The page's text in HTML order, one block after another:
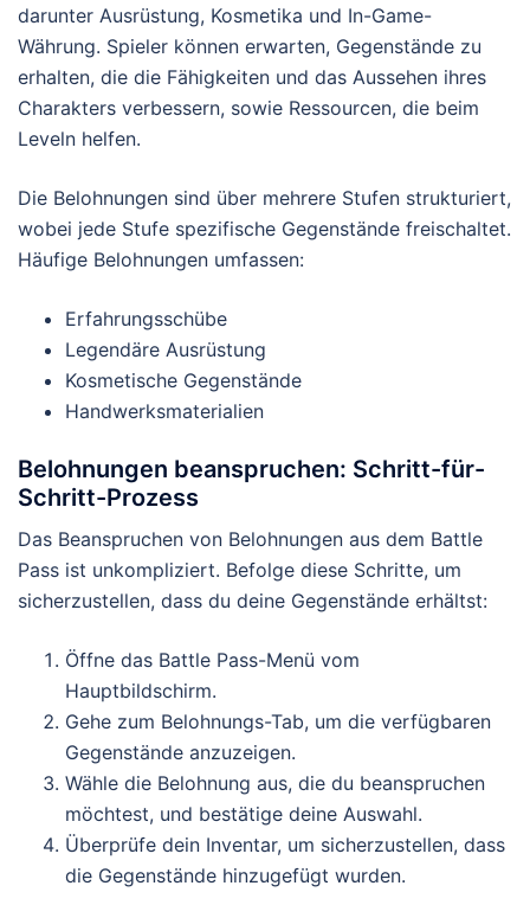
darunter Ausrüstung, Kosmetika und In-Game-
Währung. Spieler können erwarten, Gegenstände zu
erhalten, die die Fähigkeiten und das Aussehen ihres
Charakters verbessern, sowie Ressourcen, die beim
Leveln helfen.
Die Belohnungen sind über mehrere Stufen strukturiert,
wobei jede Stufe spezifische Gegenstände freischaltet.
Häufige Belohnungen umfassen:
Erfahrungsschübe
Legendäre Ausrüstung
Kosmetische Gegenstände
Handwerksmaterialien
Belohnungen beanspruchen: Schritt-für-
Schritt-Prozess
Das Beanspruchen von Belohnungen aus dem Battle
Pass ist unkompliziert. Befolge diese Schritte, um
sicherzustellen, dass du deine Gegenstände erhältst:
Öffne das Battle Pass-Menü vom
Hauptbildschirm.
Gehe zum Belohnungs-Tab, um die verfügbaren
Gegenstände anzuzeigen.
Wähle die Belohnung aus, die du beanspruchen
möchtest, und bestätige deine Auswahl.
Überprüfe dein Inventar, um sicherzustellen, dass
die Gegenstände hinzugefügt wurden.